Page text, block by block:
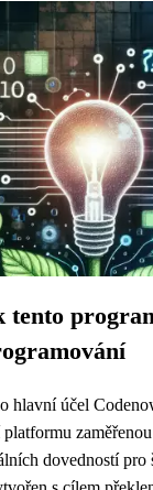
tento
hlavní účel
dovedností pro